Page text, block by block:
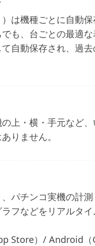
は機種ごとに自動
も、台ごとの最適
自動保存され、過
上・横・手元など
りません。
パチンコ実機の計
フなどをリアルタ
Store）/ Android